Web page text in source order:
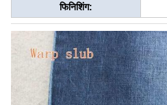
फिनिशिंग: